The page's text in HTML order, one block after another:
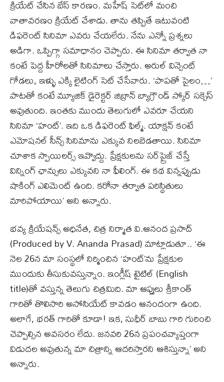
క్రియేట్ చేసిన బేస్ కారణం. మహేష్ సెట్‌లో మంచి
వాతావరణం క్రియేట్ చేశాడు. తాను తప్పితే ఇటువంటి
డిఫరెంట్ సినిమా ఎవరు చేయలేరు. నేను ఎన్నో ప్రశ్నలు
అడిగా. ఒప్పిగ్గా సమాధానం చెప్పారు. ఈ సినిమా తర్వాత నా
కంటే పెద్ద హీరోలతో సినిమాలు చేస్తారు. అరుల్ విన్సెంట్
గోడలు, ఇళ్ళు ఎక్కి లైటింగ్ సెట్ చేసేవారు. ‘పాపతో పైలం…’
పాటతో కంటే మ్యూజిక్ డైరెక్టర్ జిబ్రాన్ బ్యాగ్రౌండ్ స్కోర్ సక్సెస్
అవుతుంది. ఇంతకు ముందు తెలుగులో ఎవరూ చేయని
సినిమా ‘హంట్’. ఇది ఒక డిఫరెంట్ ఫిల్మ్. యాక్షన్ కంటే
ఎమోషనల్ సీన్స్ సినిమాను ఎక్కువ నిలబెడతాయి. సినిమా
చూశాక స్పాయిలర్స్ ఇవ్వొద్దు. ప్రేక్షకులను సర్‌ప్రైజ్ చేస్తే
విన్నింగ్ ఛాన్సులు ఎక్కువని నా ఫీలింగ్. ఈ కథ విన్నప్పుడు
షాకింగ్ ఎలిమెంట్ ఉంది. కరోనా తర్వాత పరిస్థితులు
మారిపోయాయి’ అని అన్నారు.
భవ్య క్రియేషన్స్ అధినేత, చిత్ర నిర్మాత వి.ఆనంద ప్రసాద్
(Produced by V. Ananda Prasad) మాట్లాడుతూ.. ‘ఈ
నెల 26న మా సంస్థలో నిర్మించిన ‘హంట్’ను ప్రేక్షకుల
ముందుకు తీసుకువస్తున్నాం. ఇంగ్లీష్ టైటిల్‌ (English
title)తో వస్తున్న తెలుగు చిత్రమిది. మా ఆప్తులు శ్రీకాంత్
గారితో తొలిసారి అసోసియేట్ కావడం ఆనందంగా ఉంది.
అలాగే, భరత్ గారితో కూడా! ఇక, సుధీర్ బాబు గారి గురించి
చెప్పాల్సిన అవసరం లేదు. జనవరి 26న ప్రపంచవ్యాప్తంగా
విడుదల అవుతున్న మా చిత్రాన్ని ఆదరిస్తారని ఆశిస్తున్నా’ అని
అన్నారు.